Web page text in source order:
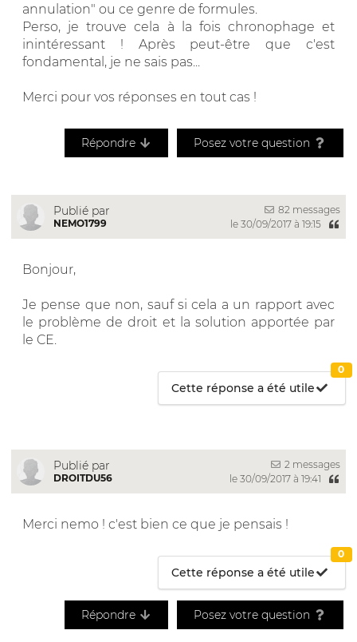
annulation" ou ce genre de formules.
Perso, je trouve cela à la fois chronophage et
inintéressant ! Après peut-être que c'est
fondamental, je ne sais pas...
Merci pour vos réponses en tout cas !
Répondre Posez votre question
Publié par
NEMO1799
82 messages
le 30/09/2017 à 19:15
Bonjour,
Je pense que non, sauf si cela a un rapport avec
le problème de droit et la solution apportée par
le CE.
Cette réponse a été utile
0
Publié par
DROITDU56
2 messages
le 30/09/2017 à 19:41
Merci nemo ! c'est bien ce que je pensais !
Cette réponse a été utile
0
Répondre Posez votre question